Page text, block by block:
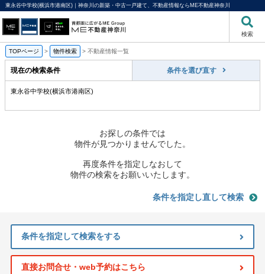
東永谷中学校(横浜市港南区)｜神奈川の新築・中古一戸建て、不動産情報ならME不動産神奈川
検索
TOPページ > 物件検索 > 不動産情報一覧
現在の検索条件 条件を選び直す
東永谷中学校(横浜市港南区)
お探しの条件では
物件が見つかりませんでした。
再度条件を指定しなおして
物件の検索をお願いいたします。
条件を指定し直して検索
条件を指定して検索をする
直接お問合せ・web予約はこちら